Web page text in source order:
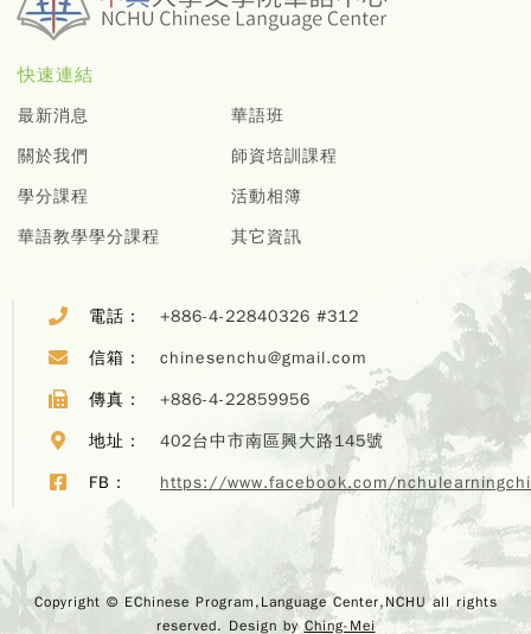
快速連結
最新消息
關於我們
學分課程
華語教學學分課程
華語班
師資培訓課程
活動相簿
其它資訊
電話： +886-4-22840326 #312
信箱： chinesenchu@gmail.com
傳真： +886-4-22859956
地址： 402台中市南區興大路145號
FB： https://www.facebook.com/
Copyright © EChinese Program,Language Center,NCHU all rights
reserved. Design byChing-Mei